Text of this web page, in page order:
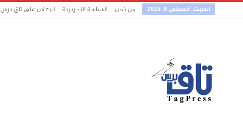
السبت, أغسطس 8, 2026 من نحن السياسة التحريرية للإعلان على تاق برس